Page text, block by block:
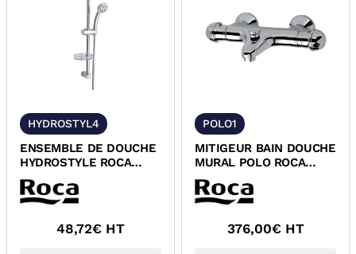
HYDROSTYL4
ENSEMBLE DE DOUCHE
HYDROSTYLE ROCA
Z5399111101
48,72€ HT
POLO1
MITIGEUR BAIN DOUCHE
MURAL POLO ROCA
WM3120T3ZC0C300
376,00€ HT